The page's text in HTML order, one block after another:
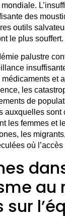
des
outils
le plus souffert.
palustre
et
les
de
auxquelles
les femmes et
les
où
au
sur